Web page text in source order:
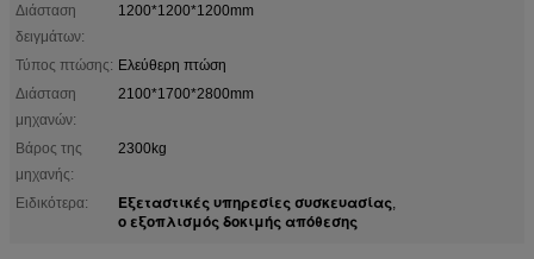
Διάσταση
δειγμάτων:
1200*1200*1200mm
Τύπος πτώσης: Ελεύθερη πτώση
Διάσταση
μηχανών:
2100*1700*2800mm
Βάρος της
μηχανής:
2300kg
Ειδικότερα: Εξεταστικές υπηρεσίες συσκευασίας,
ο εξοπλισμός δοκιμής απόθεσης